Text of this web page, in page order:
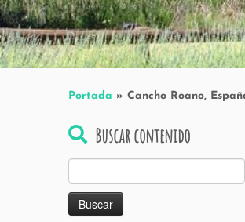
Portada » Cancho Roano,
Buscar contenido